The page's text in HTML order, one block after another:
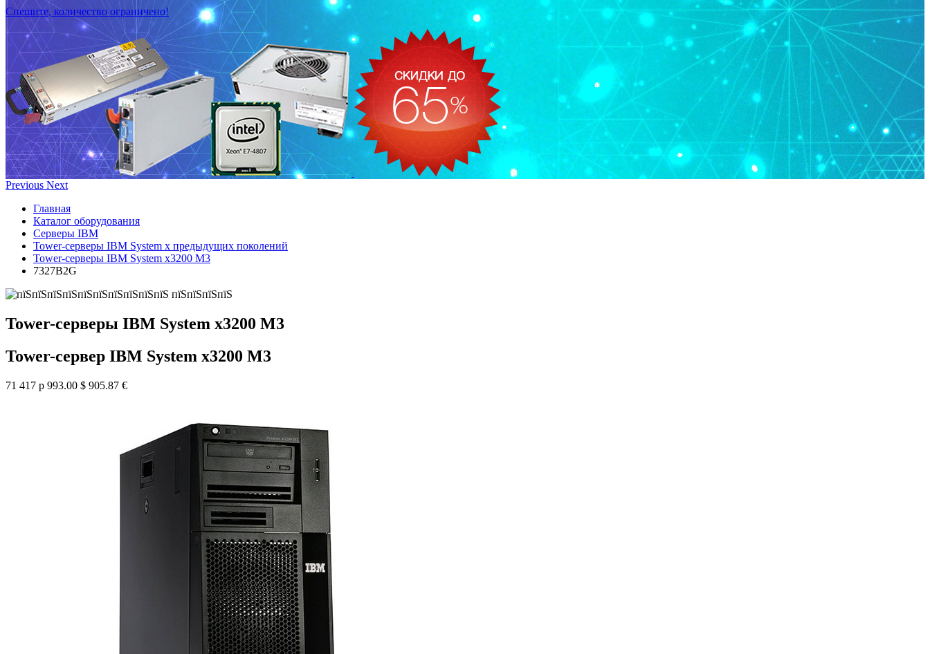
Спешите, количество ограничено!
Previous Next
Главная
Каталог оборудования
Серверы IBM
Tower-серверы IBM System x предыдущих поколений
Tower-серверы IBM System x3200 M3
7327B2G
Tower-серверы IBM System x3200 M3
Tower-сервер IBM System x3200 M3
71 417 р 993.00 $ 905.87 €